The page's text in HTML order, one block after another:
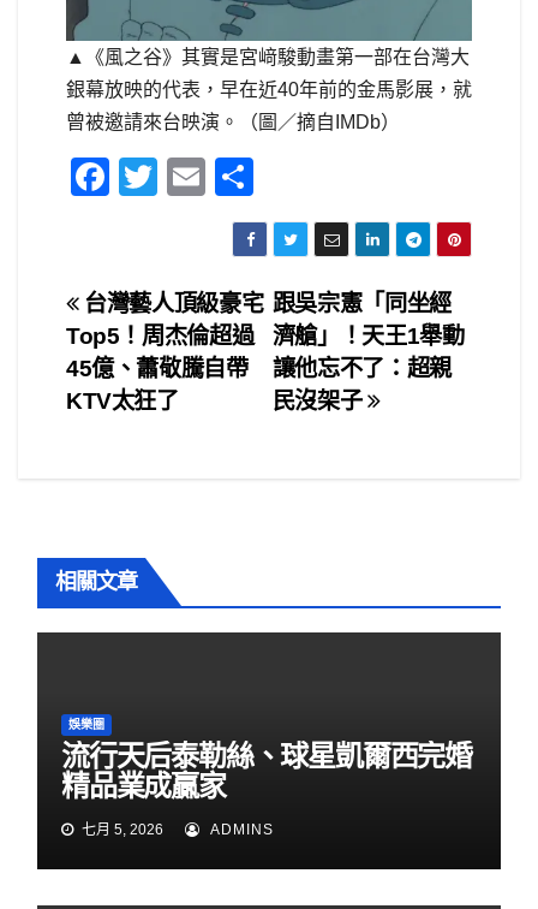
▲《風之谷》其實是宮﨑駿動畫第一部在台灣大
銀幕放映的代表，早在近40年前的金馬影展，就
曾被邀請來台映演。（圖／摘自IMDb）
F
e
b
o
o
T
er
E
m
ail
h
ar
e
文
章
導
跟吳宗憲「同坐經
濟艙」！天王1舉動
讓他忘不了：超親
民沒架子
台灣藝人頂級豪宅
Top5！周杰倫超過
45億、蕭敬騰自帶
KTV太狂了
相關文章
娛樂圈
流行天后泰勒絲、球星凱爾西完婚
精品業成贏家
七月 5, 2026 ADMINS